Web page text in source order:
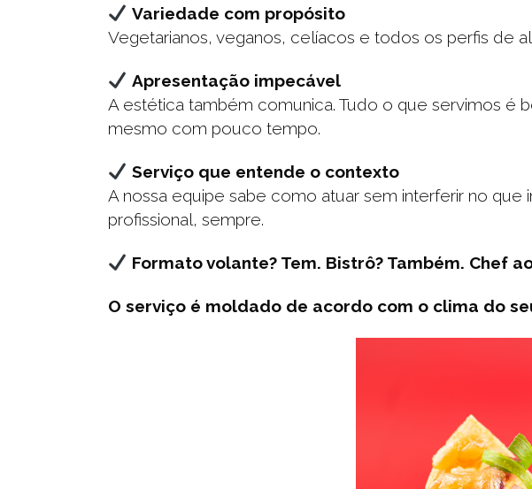
Variedade com propósito
Vegetarianos, veganos, celíacos e todos os perfis de
Apresentação impecável
A estética também comunica. Tudo o que servimos é
mesmo com pouco tempo.
Serviço que entende o contexto
A nossa equipe sabe como atuar sem interferir no
profissional, sempre.
Formato volante? Tem. Bistrô? Também. Chef
O serviço é moldado de acordo com o clima do